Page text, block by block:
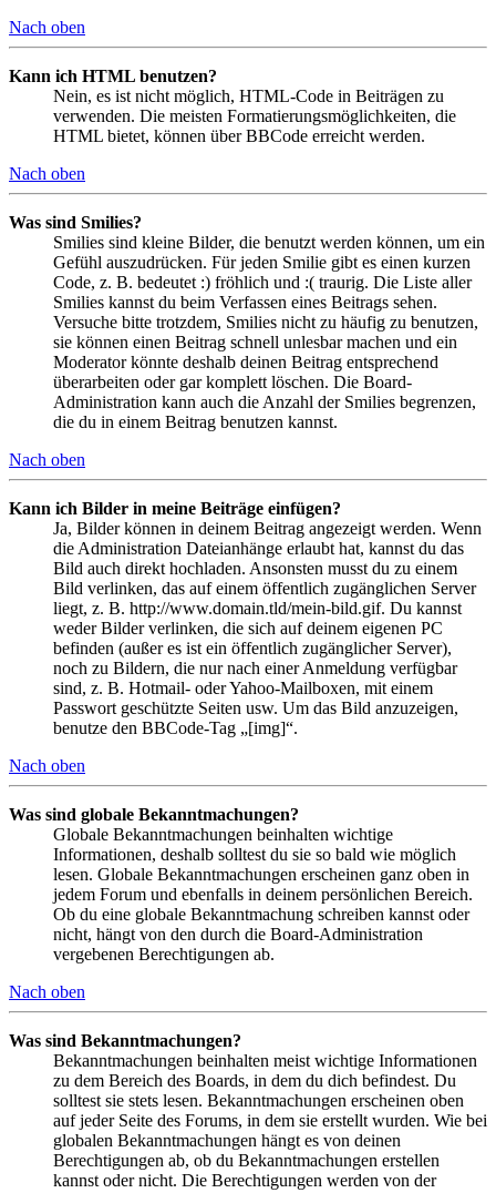
Nach oben
Kann ich HTML benutzen?
Nein, es ist nicht möglich, HTML-Code in Beiträgen zu
verwenden. Die meisten Formatierungsmöglichkeiten, die
HTML bietet, können über BBCode erreicht werden.
Nach oben
Was sind Smilies?
Smilies sind kleine Bilder, die benutzt werden können, um ein
Gefühl auszudrücken. Für jeden Smilie gibt es einen kurzen
Code, z. B. bedeutet :) fröhlich und :( traurig. Die Liste aller
Smilies kannst du beim Verfassen eines Beitrags sehen.
Versuche bitte trotzdem, Smilies nicht zu häufig zu benutzen,
sie können einen Beitrag schnell unlesbar machen und ein
Moderator könnte deshalb deinen Beitrag entsprechend
überarbeiten oder gar komplett löschen. Die Board-
Administration kann auch die Anzahl der Smilies begrenzen,
die du in einem Beitrag benutzen kannst.
Nach oben
Kann ich Bilder in meine Beiträge einfügen?
Ja, Bilder können in deinem Beitrag angezeigt werden. Wenn
die Administration Dateianhänge erlaubt hat, kannst du das
Bild auch direkt hochladen. Ansonsten musst du zu einem
Bild verlinken, das auf einem öffentlich zugänglichen Server
liegt, z. B. http://www.domain.tld/mein-bild.gif. Du kannst
weder Bilder verlinken, die sich auf deinem eigenen PC
befinden (außer es ist ein öffentlich zugänglicher Server),
noch zu Bildern, die nur nach einer Anmeldung verfügbar
sind, z. B. Hotmail- oder Yahoo-Mailboxen, mit einem
Passwort geschützte Seiten usw. Um das Bild anzuzeigen,
benutze den BBCode-Tag „[img]“.
Nach oben
Was sind globale Bekanntmachungen?
Globale Bekanntmachungen beinhalten wichtige
Informationen, deshalb solltest du sie so bald wie möglich
lesen. Globale Bekanntmachungen erscheinen ganz oben in
jedem Forum und ebenfalls in deinem persönlichen Bereich.
Ob du eine globale Bekanntmachung schreiben kannst oder
nicht, hängt von den durch die Board-Administration
vergebenen Berechtigungen ab.
Nach oben
Was sind Bekanntmachungen?
Bekanntmachungen beinhalten meist wichtige Informationen
zu dem Bereich des Boards, in dem du dich befindest. Du
solltest sie stets lesen. Bekanntmachungen erscheinen oben
auf jeder Seite des Forums, in dem sie erstellt wurden. Wie bei
globalen Bekanntmachungen hängt es von deinen
Berechtigungen ab, ob du Bekanntmachungen erstellen
kannst oder nicht. Die Berechtigungen werden von der